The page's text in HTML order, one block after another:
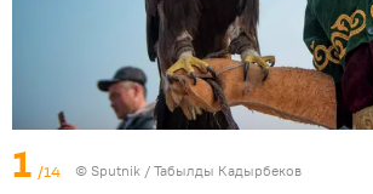
1 /14 © Sputnik / Табылды Кадырбеков